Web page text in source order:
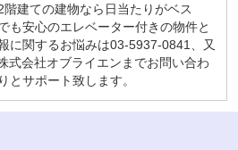
建ての建物なら日当たりがベス
も安心のエレベーター付きの物件と
に関するお悩みは03-5937-0841、又
式会社オブライエンまでお問い合わ
とサポート致します。